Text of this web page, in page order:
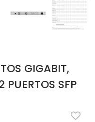
GIGABIT,
PUERTOS SFP